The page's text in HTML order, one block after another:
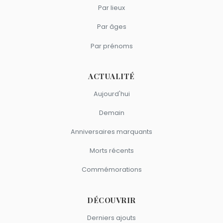
Par lieux
Par âges
Par prénoms
ACTUALITÉ
Aujourd'hui
Demain
Anniversaires marquants
Morts récents
Commémorations
DÉCOUVRIR
Derniers ajouts